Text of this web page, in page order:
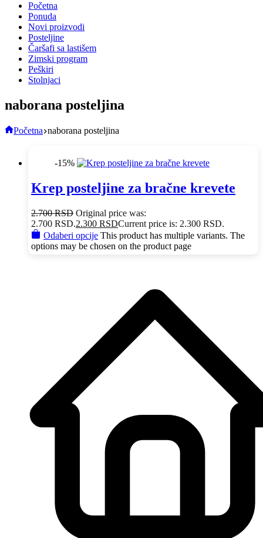
Početna
Ponuda
Novi proizvodi
Posteljine
Čaršafi sa lastišem
Zimski program
Peškiri
Stolnjaci
naborana posteljina
Početna naborana posteljina
-15%
Krep posteljine za bračne krevete
2.700RSD Original price was:
2.700 RSD.2.300 RSDCurrent price is: 2.300 RSD.
Odaberi opcije This product has multiple variants. The
options may be chosen on the product page